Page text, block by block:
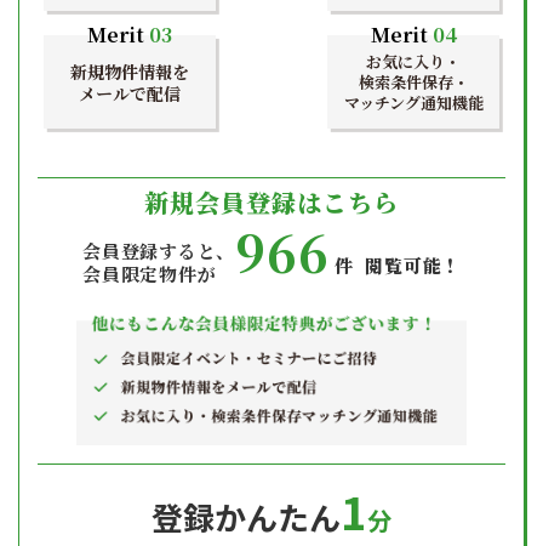
Merit 03
新規物件情報を
メールで配信
Merit04
お気に入り・
検索条件保存・
マッチング通知機能
新規会員登録はこちら
会員登録すると、
会員限定物件が
966 件 閲覧可能！
登録かんたん1分